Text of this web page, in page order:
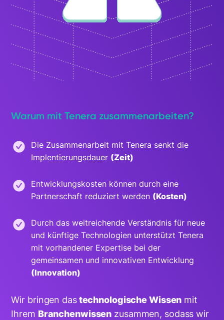
Warum mit Tenera zusammenarbeiten?
Die Zusammenarbeit mit Tenera senkt die
Implentierungsdauer (Zeit)
Entwicklungskosten können durch eine
Partnerschaft reduziert werden (Kosten)
Durch das weitreichende Verständnis für neue
und künftige Technologien unterstützt Tenera
mit vorhandener Expertise bei der
gemeinsamen und innovativen Entwicklung
(Innovation)
Wir bringen dastechnologische Wissen mit
Ihrem Branchenwissen zusammen, sodass wir